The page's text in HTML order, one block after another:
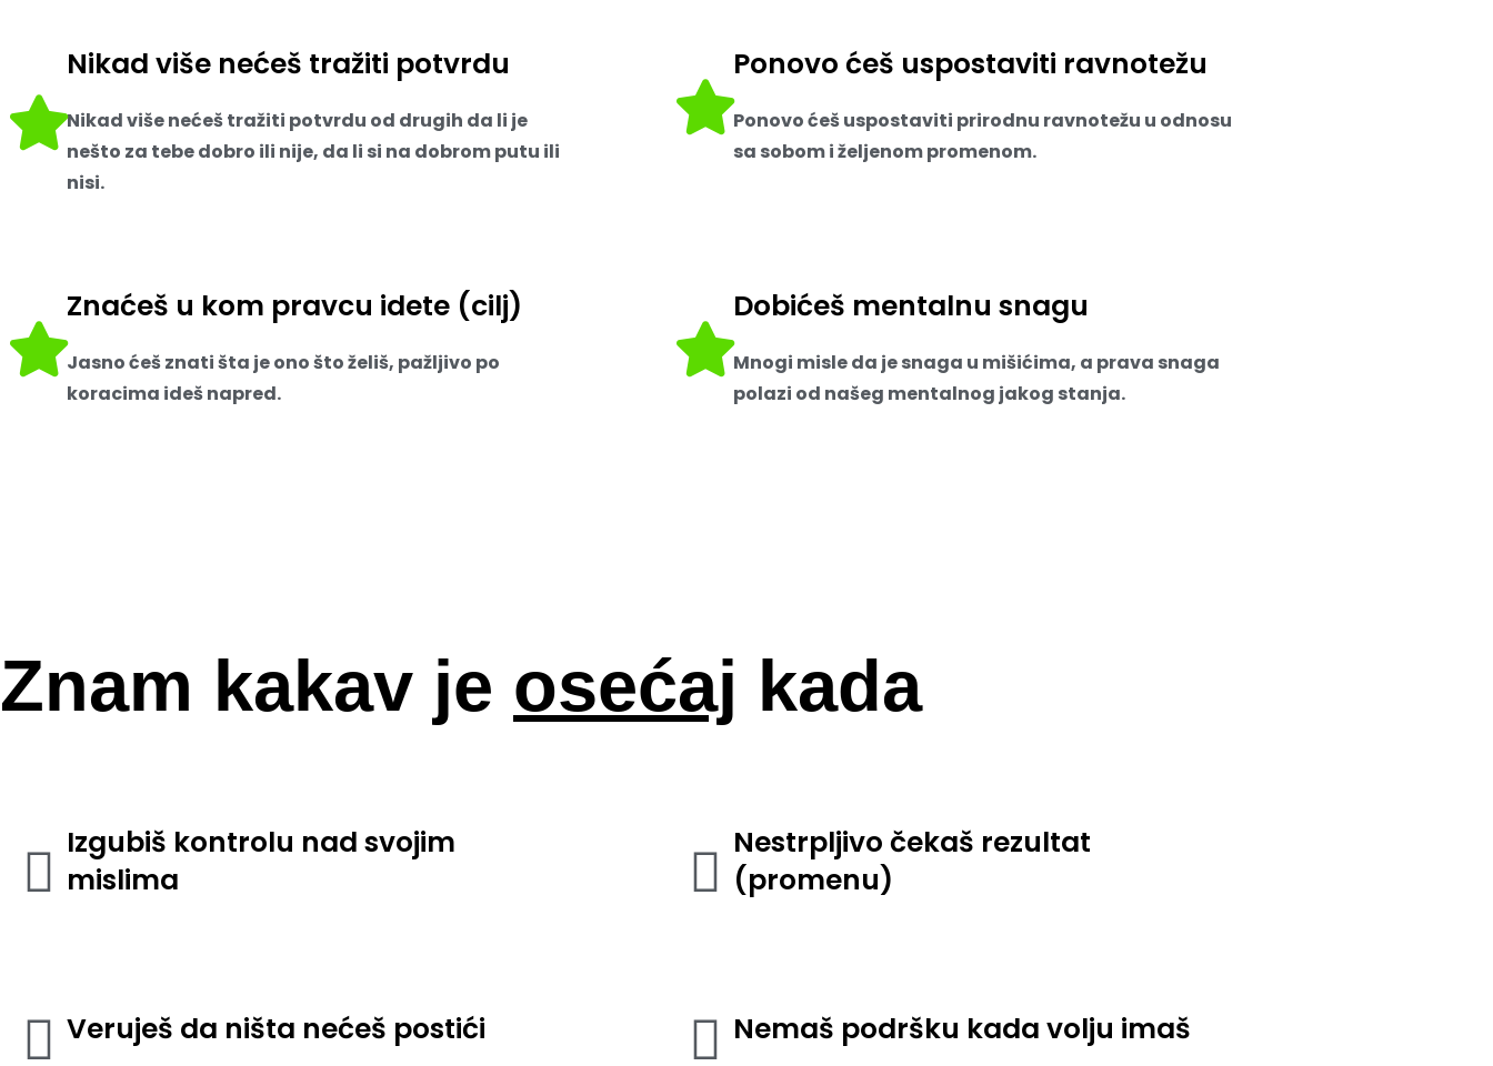
Nikad više nećeš tražiti potvrdu
Nikad više nećeš tražiti potvrdu od drugih da li je
nešto za tebe dobro ili nije, da li si na dobrom putu ili
nisi.
Ponovo ćeš uspostaviti ravnotežu
Ponovo ćeš uspostaviti prirodnu ravnotežu u odnosu
sa sobom i željenom promenom.
Znaćeš u kom pravcu idete (cilj)
Jasno ćeš znati šta je ono što želiš, pažljivo po
koracima ideš napred.
Dobićeš mentalnu snagu
Mnogi misle da je snaga u mišićima, a prava snaga
polazi od našeg mentalnog jakog stanja.
Znam kakav je osećaj kada
Izgubiš kontrolu nad svojim
mislima
Nestrpljivo čekaš rezultat
(promenu)
Veruješ da ništa nećeš postići Nemaš podršku kada volju imaš